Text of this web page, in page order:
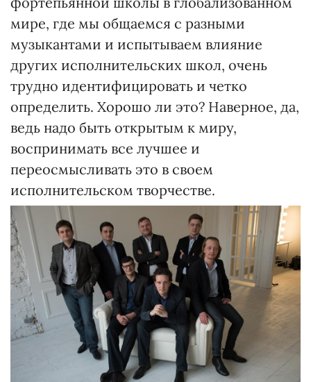
мире, где мы общаемся с разными
музыкантами и испытываем влияние
других исполнительских школ, очень
трудно идентифицировать и четко
определить. Хорошо ли это? Наверное, да,
ведь надо быть открытым к миру,
воспринимать все лучшее и
переосмысливать это в своем
исполнительском творчестве.